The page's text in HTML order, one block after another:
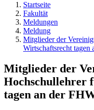
Startseite
Fakultät
Meldungen
Meldung
Mitglieder der
Wirtschaftsrecht
Mitglieder der
Hochschullehrer
tagen an der